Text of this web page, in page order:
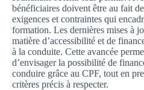
bénéficiaires doivent être au fait
exigences et contraintes qui
formation. Les dernières mises à
matière d’accessibilité et de
à la conduite. Cette avancée
d’envisager la possibilité de
conduire grâce au CPF, tout en
critères précis à respecter.